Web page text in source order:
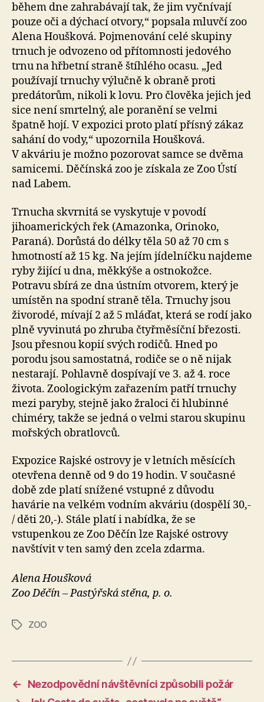
během dne zahrabávají tak, že jim vyčnívají
pouze oči a dýchací otvory,“ popsala mluvčí zoo
Alena Houšková. Pojmenování celé skupiny
trnuch je odvozeno od přítomnosti jedového
trnu na hřbetní straně štíhlého ocasu. „Jed
používají trnuchy výlučně k obraně proti
predátorům, nikoli k lovu. Pro člověka jejich jed
sice není smrtelný, ale poranění se velmi
špatně hojí. V expozici proto platí přísný zákaz
sahání do vody,“ upozornila Houšková.
V akváriu je možno pozorovat samce se dvěma
samicemi. Děčínská zoo je získala ze Zoo Ústí
nad Labem.
Trnucha skvrnitá se vyskytuje v povodí
jihoamerických řek (Amazonka, Orinoko,
Paraná). Dorůstá do délky těla 50 až 70 cm s
hmotností až 15 kg. Na jejím jídelníčku najdeme
ryby žijící u dna, měkkýše a ostnokožce.
Potravu sbírá ze dna ústním otvorem, který je
umístěn na spodní straně těla. Trnuchy jsou
živorodé, mívají 2 až 5 mláďat, která se rodí jako
plně vyvinutá po zhruba čtyřměsíční březosti.
Jsou přesnou kopií svých rodičů. Hned po
porodu jsou samostatná, rodiče se o ně nijak
nestarají. Pohlavně dospívají ve 3. až 4. roce
života. Zoologickým zařazením patří trnuchy
mezi paryby, stejně jako žraloci či hlubinné
chiméry, takže se jedná o velmi starou skupinu
mořských obratlovců.
Expozice Rajské ostrovy je v letních měsících
otevřena denně od 9 do 19 hodin. V současné
době zde platí snížené vstupné z důvodu
havárie na velkém vodním akváriu (dospělí 30,-
/ děti 20,-). Stále platí i nabídka, že se
vstupenkou ze Zoo Děčín lze Rajské ostrovy
navštívit v ten samý den zcela zdarma.
Alena Houšková
Zoo Děčín – Pastýřská stěna, p. o.
ŠtítkyZOO
←
Nezodpovědní návštěvníci způsobili požár